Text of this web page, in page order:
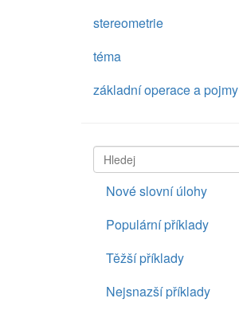
stereometrie
téma
základní operace a pojmy
Nové slovní úlohy
Populární příklady
Těžší příklady
Nejsnazší příklady